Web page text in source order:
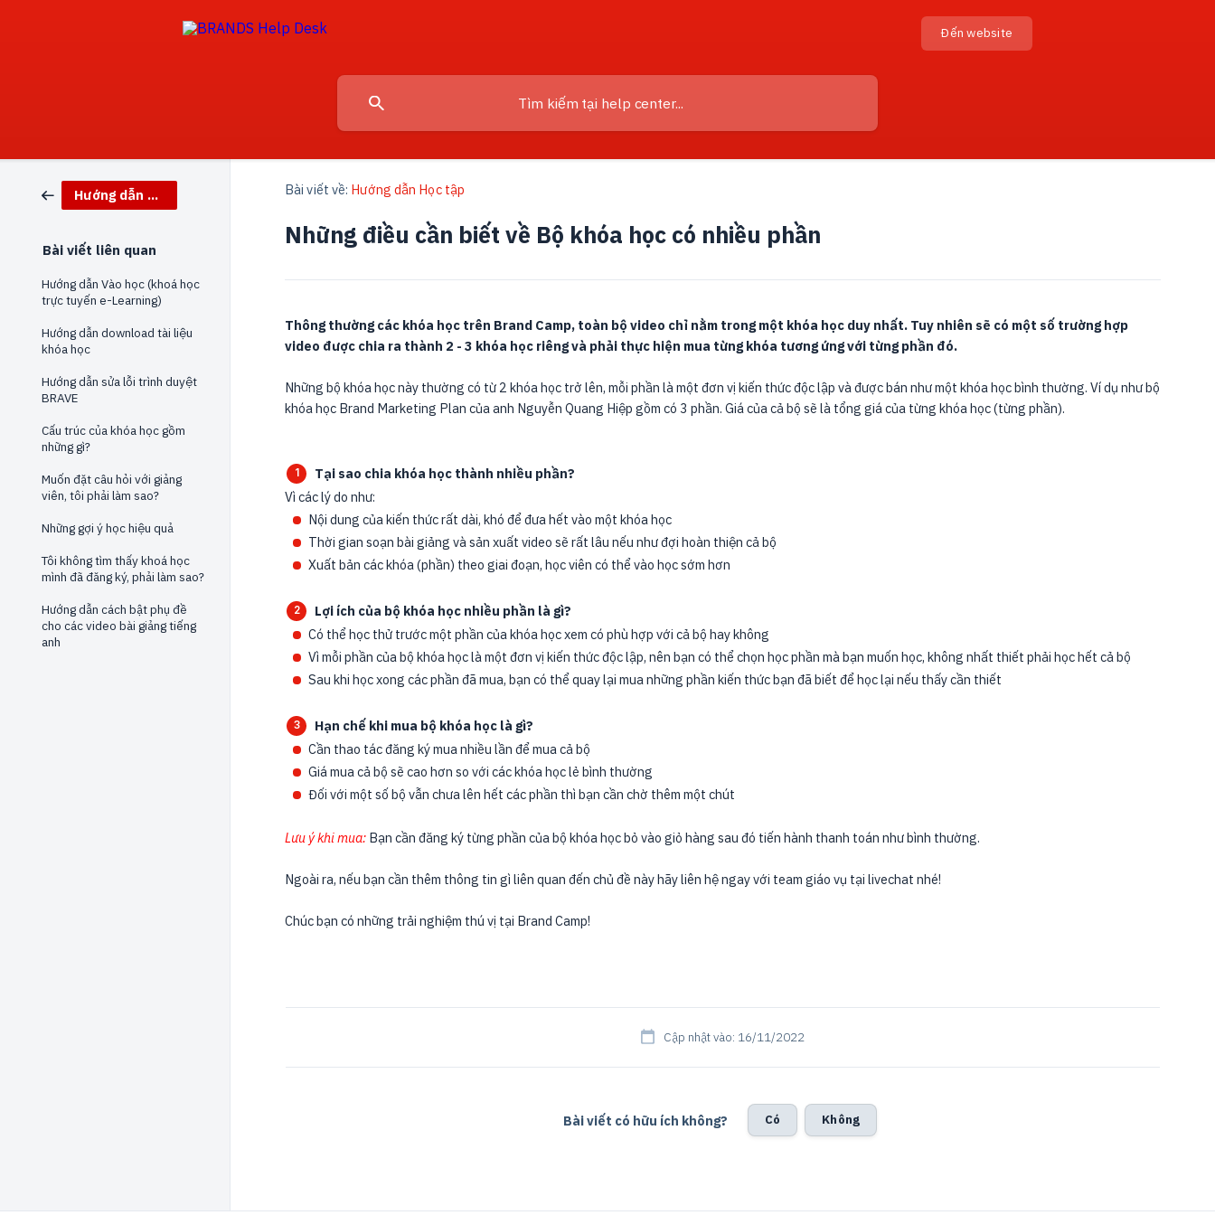
Đến website
Hướng dẫn Học tập
Bài viết liên quan
Hướng dẫn Vào học (khoá học
trực tuyến e-Learning)
Hướng dẫn download tài liệu
khóa học
Hướng dẫn sửa lỗi trình duyệt
BRAVE
Cấu trúc của khóa học gồm
những gì?
Muốn đặt câu hỏi với giảng
viên, tôi phải làm sao?
Những gợi ý học hiệu quả
Tôi không tìm thấy khoá học
mình đã đăng ký, phải làm sao?
Hướng dẫn cách bật phụ đề
cho các video bài giảng tiếng
anh
Bài viết về: Hướng dẫn Học tập
Những điều cần biết về Bộ khóa học có nhiều phần
Thông thường các khóa học trên Brand Camp, toàn bộ video chỉ nằm trong một khóa học duy nhất. Tuy nhiên sẽ có một số trường hợp
video được chia ra thành 2 - 3 khóa học riêng và phải thực hiện mua từng khóa tương ứng với từng phần đó.
Những bộ khóa học này thường có từ 2 khóa học trở lên, mỗi phần là một đơn vị kiến thức độc lập và được bán như một khóa học bình thường. Ví dụ như bộ
khóa học Brand Marketing Plan của anh Nguyễn Quang Hiệp gồm có 3 phần. Giá của cả bộ sẽ là tổng giá của từng khóa học (từng phần).
Tại sao chia khóa học thành nhiều phần?
Vì các lý do như:
Nội dung của kiến thức rất dài, khó để đưa hết vào một khóa học
Thời gian soạn bài giảng và sản xuất video sẽ rất lâu nếu như đợi hoàn thiện cả bộ
Xuất bản các khóa (phần) theo giai đoạn, học viên có thể vào học sớm hơn
Lợi ích của bộ khóa học nhiều phần là gì?
Có thể học thử trước một phần của khóa học xem có phù hợp với cả bộ hay không
Vì mỗi phần của bộ khóa học là một đơn vị kiến thức độc lập, nên bạn có thể chọn học phần mà bạn muốn học, không nhất thiết phải học hết cả bộ
Sau khi học xong các phần đã mua, bạn có thể quay lại mua những phần kiến thức bạn đã biết để học lại nếu thấy cần thiết
Hạn chế khi mua bộ khóa học là gì?
Cần thao tác đăng ký mua nhiều lần để mua cả bộ
Giá mua cả bộ sẽ cao hơn so với các khóa học lẻ bình thường
Đối với một số bộ vẫn chưa lên hết các phần thì bạn cần chờ thêm một chút
Lưu ý khi mua: Bạn cần đăng ký từng phần của bộ khóa học bỏ vào giỏ hàng sau đó tiến hành thanh toán như bình thường.
Ngoài ra, nếu bạn cần thêm thông tin gì liên quan đến chủ đề này hãy liên hệ ngay với team giáo vụ tại livechat nhé!
Chúc bạn có những trải nghiệm thú vị tại Brand Camp!
Cập nhật vào: 16/11/2022
Bài viết có hữu ích không? Có Không